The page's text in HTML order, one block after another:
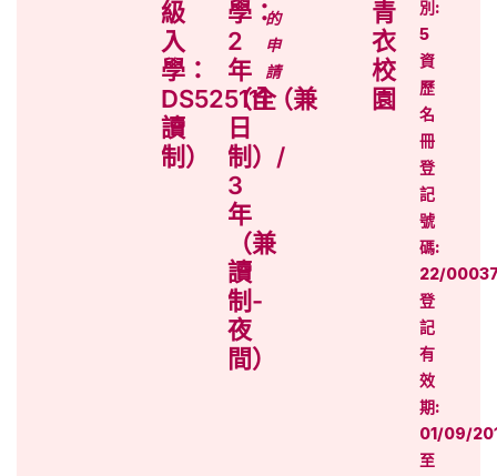
級
入
學：
DS525111（兼
讀
制）
學：
2
年
（全
日
制）/
3
年
（兼
讀
制-
夜
間）
的
申
請
青
衣
校
園
別:
5
資
歷
名
冊
登
記
號
碼:
22/
登
記
有
效
期:
01/09/
至